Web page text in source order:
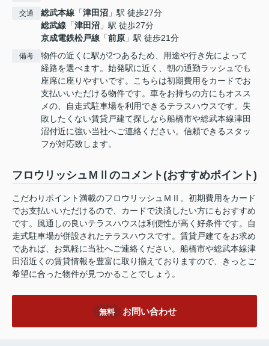
交通 総武本線 「津田沼 」駅 徒歩27分
総武線 「津田沼 」駅 徒歩27分
京成電鉄松戸線 「前原 」駅 徒歩21分
備考
物件の近くに駅が2つあるため、用途や行き先によって
経路を選べます。始発駅に近く、朝の通勤ラッシュでも
座席に座りやすいです。こちらは初期費用をカードでお
支払いいただける物件です。車をお持ちの方にもオスス
メの、自走式駐車場を利用できるテラスハウスです。失
敗したくない賃貸戸建て探しなら船橋市や総武本線津田
沼付近に強い当社へご連絡ください。信頼できるスタッ
フが対応致します。
フロウリッシュＭⅡのコメント(おすすめポイント)
こだわりポイント満載のフロウリッシュＭⅡ。初期費用をカード
でお支払いいただけるので、カードで決済したい方にもおすすめ
です。風通しの良いテラスハウスは利便性が高く好条件です。自
走式駐車場が併設されたテラスハウスです。賃貸戸建てをお求め
であれば、お気軽に当社へご連絡ください。船橋市や総武本線津
田沼近くの賃貸情報を豊富に取り揃えておりますので、きっとご
希望に合った物件が見つかることでしょう。
無料 お問い合わせ